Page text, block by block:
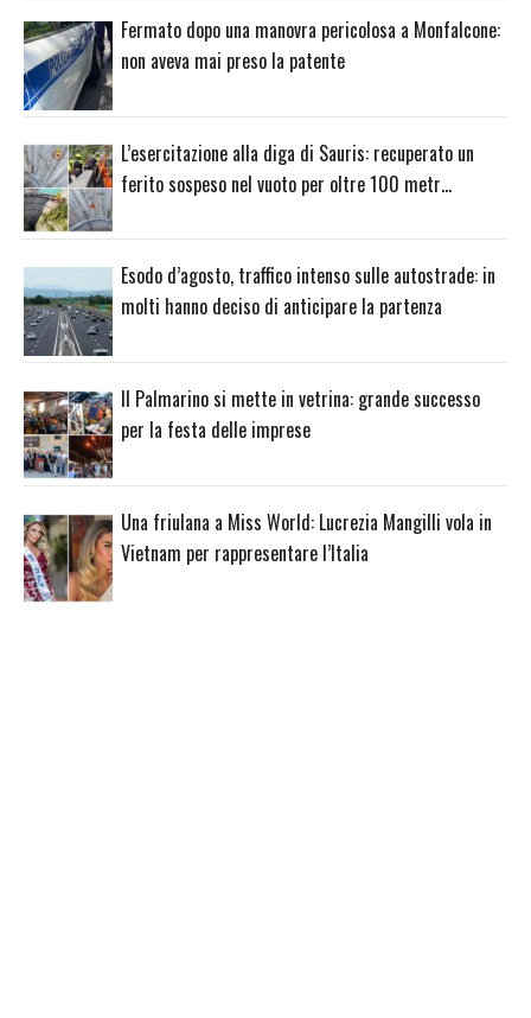
Fermato dopo una manovra pericolosa a Monfalcone:
non aveva mai preso la patente
L’esercitazione alla diga di Sauris: recuperato un
ferito sospeso nel vuoto per oltre 100 metr…
Esodo d’agosto, traffico intenso sulle autostrade: in
molti hanno deciso di anticipare la partenza
Il Palmarino si mette in vetrina: grande successo
per la festa delle imprese
Una friulana a Miss World: Lucrezia Mangilli vola in
Vietnam per rappresentare l’Italia